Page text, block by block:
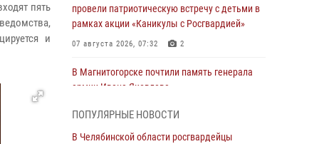
пять
и
провели патриотическую встречу с детьми в
рамках акции «Каникулы с Росгвардией»
07 августа 2026, 07:32 2
В Магнитогорске почтили память генерала
армии Ивана Яковлева
В Магнитогорске сотрудники Росгвардии
ПОПУЛЯРНЫЕ НОВОСТИ
В Челябинской области росгвардейцы